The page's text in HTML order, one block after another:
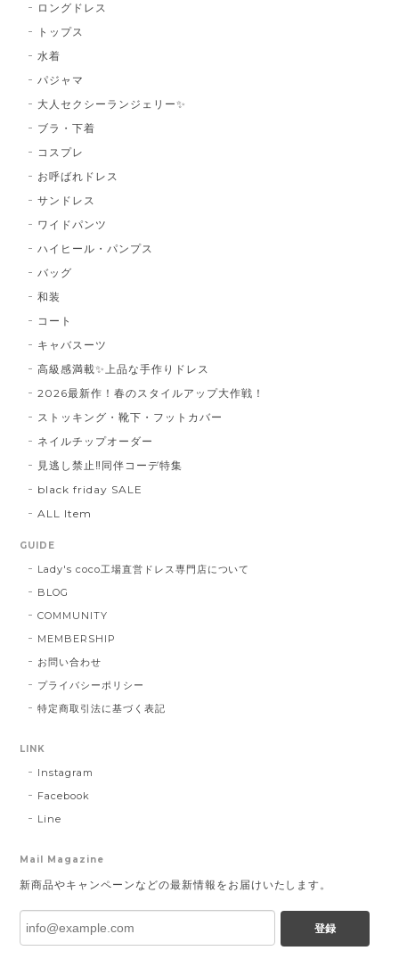
ロングドレス
トップス
水着
パジャマ
大人セクシーランジェリー✨
ブラ・下着
コスプレ
お呼ばれドレス
サンドレス
ワイドパンツ
ハイヒール・パンプス
バッグ
和装
コート
キャバスーツ
高級感満載✨上品な手作りドレス
2026最新作！春のスタイルアップ大作戦！
ストッキング・靴下・フットカバー
ネイルチップオーダー
見逃し禁止‼同伴コーデ特集
black friday SALE
ALL Item
GUIDE
Lady's coco工場直営ドレス専門店について
BLOG
COMMUNITY
MEMBERSHIP
お問い合わせ
プライバシーポリシー
特定商取引法に基づく表記
LINK
Instagram
Facebook
Line
Mail Magazine
新商品やキャンペーンなどの最新情報をお届けいたします。
登録